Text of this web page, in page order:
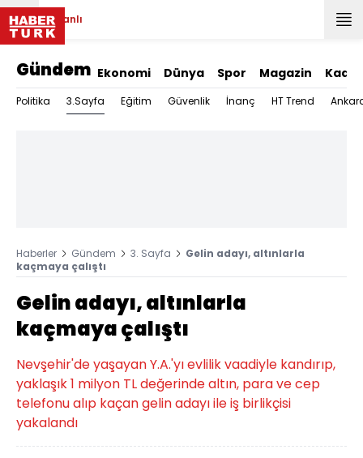
Canlı
Gündem Ekonomi Dünya Spor Magazin Kadın
Politika 3.Sayfa Eğitim Güvenlik İnanç HT Trend
Haberler Gündem 3. Sayfa
Gelin adayı, altınlarla
kaçmaya çalıştı
Gelin adayı, altınlarla
kaçmaya çalıştı
Nevşehir'de yaşayan Y.A.'yı evlilik vaadiyle kandırıp,
yaklaşık 1 milyon TL değerinde altın, para ve cep
telefonu alıp kaçan gelin adayı ile iş birlikçisi
yakalandı